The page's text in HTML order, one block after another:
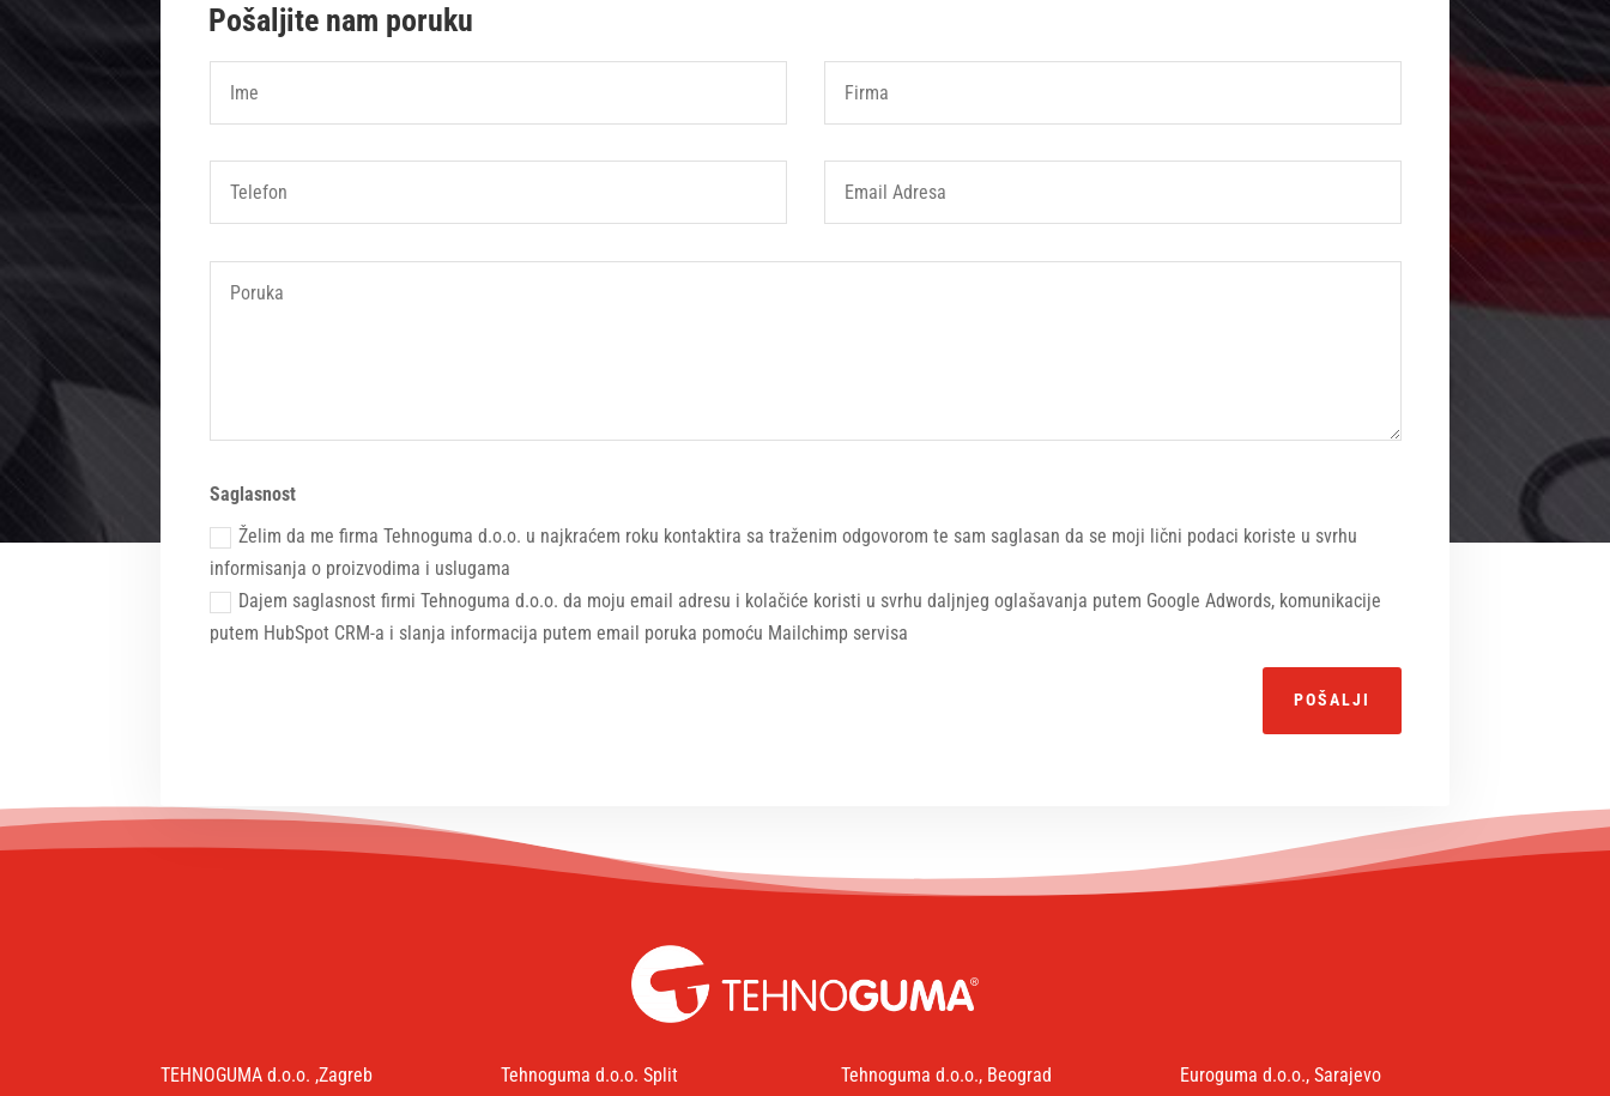
Pošaljite nam poruku
Saglasnost
Želim da me firma Tehnoguma d.o.o. u najkraćem roku kontaktira sa traženim odgovorom te sam saglasan da se moji lični podaci koriste u svrhu
informisanja o proizvodima i uslugama
Dajem saglasnost firmi Tehnoguma d.o.o. da moju email adresu i kolačiće koristi u svrhu daljnjeg oglašavanja putem Google Adwords, komunikacije
putem HubSpot CRM-a i slanja informacija putem email poruka pomoću Mailchimp servisa
POŠALJI
TEHNOGUMA d.o.o. ,Zagreb
Tehnoguma d.o.o. Split
Tehnoguma d.o.o., Beograd
Euroguma d.o.o., Sarajevo